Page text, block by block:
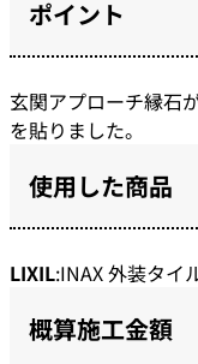
ポイント
玄関アプローチ縁石
を貼りました。
使用した商品
LIXIL:INAX 外装タイ
概算施工金額